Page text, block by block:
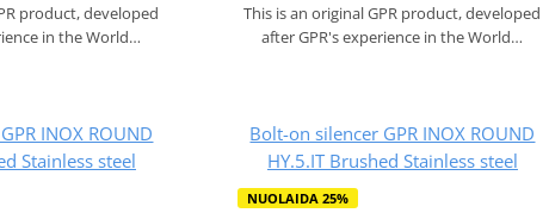
product, developed
in the World…
This is an original GPR product, developed
after GPR's experience in the World…
INOX ROUND
Stainless steel
Bolt-on silencer GPR INOX ROUND
HY.5.IT Brushed Stainless steel
NUOLAIDA 25%